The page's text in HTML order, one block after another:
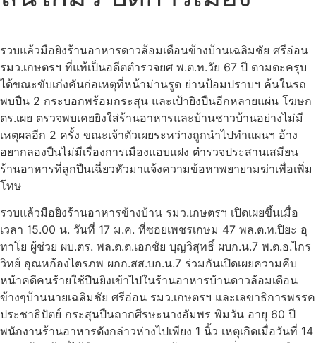
รวบแล้วมือยิงร้านอาหารดาวล้อมเดือนข้างบ้านเฉลิมชัย ศรีอ่อน
รมว.เกษตรฯ ที่แท้เป็นอดีตตำรวจยศ พ.ต.ท.วัย 67 ปี ตามตะครุบ
ได้ขณะขับเก๋งคันก่อเหตุที่หน้าม่านรูด ย่านป้อมปราบฯ ค้นในรถ
พบปืน 2 กระบอกพร้อมกระสุน และเป้ายิงปืนอีกหลายแผ่น โฆษก
ตร.เผย ตรวจพบเคยยิงใส่ร้านอาหารและบ้านชาวบ้านอย่างไม่มี
เหตุผลอีก 2 ครั้ง ขณะเจ้าตัวเผยระหว่างถูกนำไปทำแผนฯ อ้าง
อยากลองปืนไม่มีเรื่องการเมืองแอบแฝง ตำรวจประสานเสมียน
ร้านอาหารที่ลูกปืนเฉี่ยวหัวมาแจ้งความข้อหาพยายามฆ่าเพื่อเพิ่ม
โทษ
รวบแล้วมือยิงร้านอาหารข้างบ้าน รมว.เกษตรฯ เปิดเผยขึ้นเมื่อ
เวลา 15.00 น. วันที่ 17 ม.ค. ที่ซอยเพชรเกษม 47 พล.ต.ท.ปิยะ อุ
ทาโย ผู้ช่วย ผบ.ตร. พล.ต.ต.เอกชัย บุญวิสุทธิ์ ผบก.น.7 พ.ต.อ.ไกร
วิทย์ อุณหก้องไตรภพ ผกก.สส.บก.น.7 ร่วมกันเปิดเผยความคืบ
หน้าคดีคนร้ายใช้ปืนยิงเข้าไปในร้านอาหารบ้านดาวล้อมเดือน
ข้างๆบ้านนายเฉลิมชัย ศรีอ่อน รมว.เกษตรฯ และเลขาธิการพรรค
ประชาธิปัตย์ กระสุนปืนถากศีรษะนางอัมพร พิมวัน อายุ 60 ปี
พนักงานร้านอาหารดังกล่าวห่างไปเพียง 1 นิ้ว เหตุเกิดเมื่อวันที่ 14